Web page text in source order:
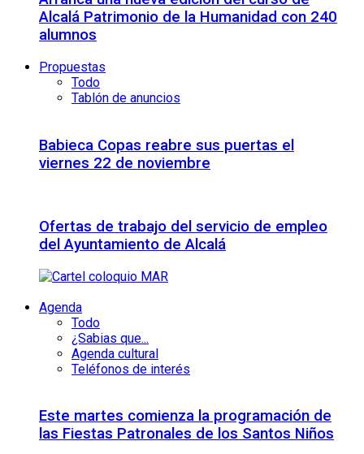
Alcalá Patrimonio de la Humanidad con 240
alumnos
Propuestas
Todo
Tablón de anuncios
Babieca Copas reabre sus puertas el
viernes 22 de noviembre
Ofertas de trabajo del servicio de empleo
del Ayuntamiento de Alcalá
Agenda
Todo
¿Sabias que...
Agenda cultural
Teléfonos de interés
Este martes comienza la programación de
las Fiestas Patronales de los Santos Niños